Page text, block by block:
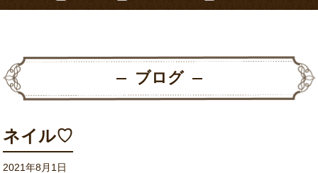
ブログ
ネイル♡
2021年8月1日